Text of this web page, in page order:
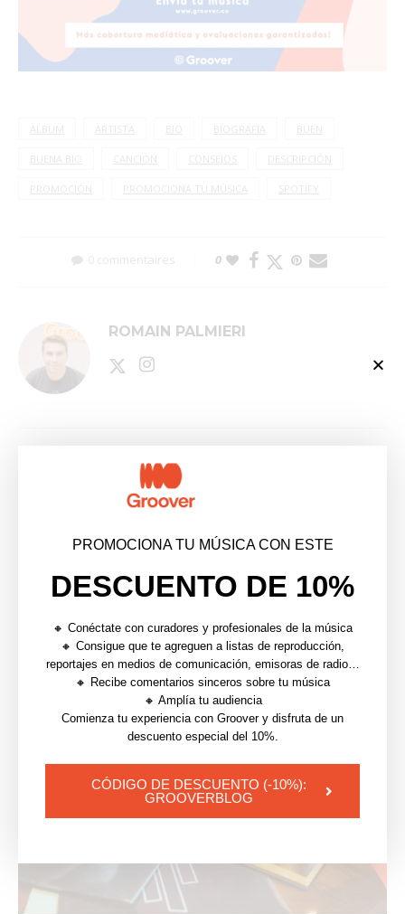
ALBUM ARTISTA BIOGRAFIA
BUENA BIO CANCIÓN
PROMOCIONA TU MÚSICA SPOTIFY
0 commentaires 0
ROMAIN PALMIERI
INSTAGRAM PARA MÚSICOS: CÓMO CONSEGUIR
NUEVOS SEGUIDORES EN EL 2021
SPOTIFY FOR ARTISTS: LA GUÍA DEFINITIVA PARA
YOU MAY ALSO LIKE
PROMOCIONA TU MÚSICA CON ESTE
DESCUENTO DE 10%
🔸 Conéctate con curadores y profesionales de la música
🔸 Consigue que te agreguen a listas de reproducción,
reportajes en medios de comunicación, emisoras de radio…
🔸 Recibe comentarios sinceros sobre tu música
🔸 Amplía tu audiencia
Comienza tu experiencia con Groover y disfruta de un
descuento especial del 10%.
CÓDIGO DE DESCUENTO (-10%):
GROOVERBLOG